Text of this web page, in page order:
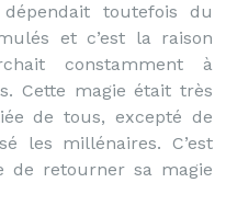
toutefois du
et c’est la raison
constamment à
Cette magie était très
de tous, excepté de
les millénaires. C’est
de retourner sa magie